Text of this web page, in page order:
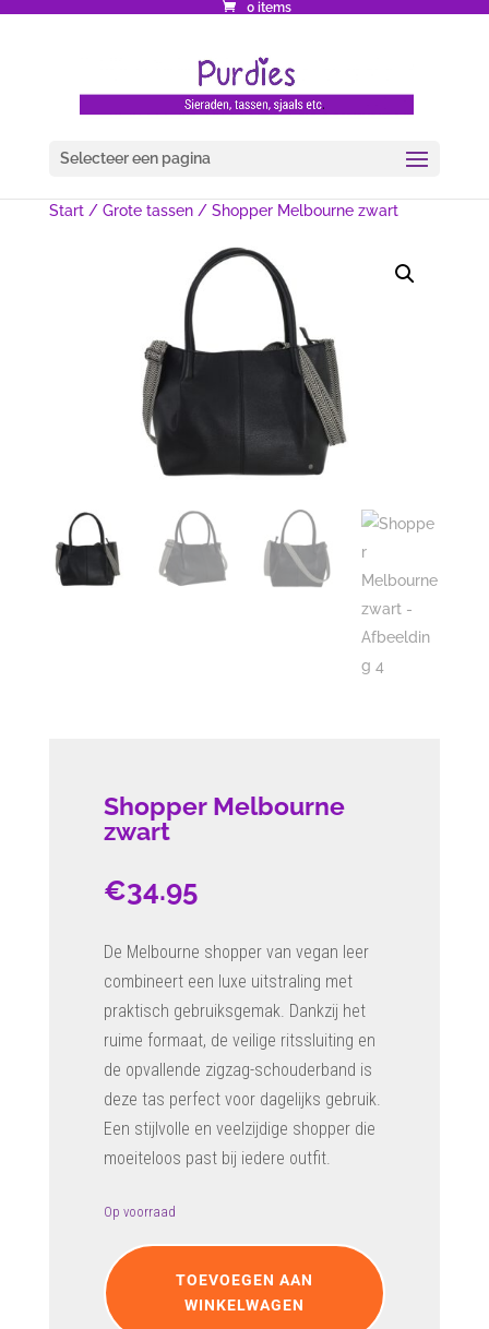
0 items
Selecteer een pagina
Start/ Grote tassen/ Shopper Melbourne zwart
Shopper Melbourne
zwart
€34.95
De Melbourne shopper van vegan leer
combineert een luxe uitstraling met
praktisch gebruiksgemak. Dankzij het
ruime formaat, de veilige ritssluiting en
de opvallende zigzag-schouderband is
deze tas perfect voor dagelijks gebruik.
Een stijlvolle en veelzijdige shopper die
moeiteloos past bij iedere outfit.
Op voorraad
Shopper
Melbourne
zwart
aantal
TOEVOEGEN AAN
WINKELWAGEN